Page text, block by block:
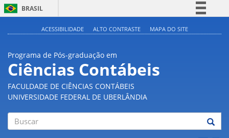
BRASIL
Acesso à informação
ACESSIBILIDADE ALTO CONTRASTE MAPA DO SITE
Programa de Pós-graduação em
Ciências Contábeis
FACULDADE DE CIÊNCIAS CONTÁBEIS
UNIVERSIDADE FEDERAL DE UBERLÂNDIA